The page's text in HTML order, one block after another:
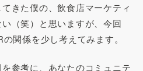
きた僕の、飲食店マーケティ
（笑）と思いますが、今回
関係を少し考えてみます。
参考に、あなたのコミュニテ